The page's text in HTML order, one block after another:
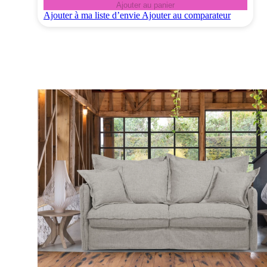
Ajouter au panier
Ajouter à ma liste d’envie Ajouter au comparateur